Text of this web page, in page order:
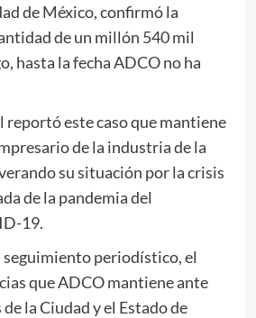
de México, confirmó la
de un millón 540 mil
hasta la fecha ADCO no ha
reportó este caso que mantiene
de la industria de la
su situación por la crisis
de la pandemia del
19.
seguimiento periodístico, el
que ADCO mantiene ante
la Ciudad y el Estado de